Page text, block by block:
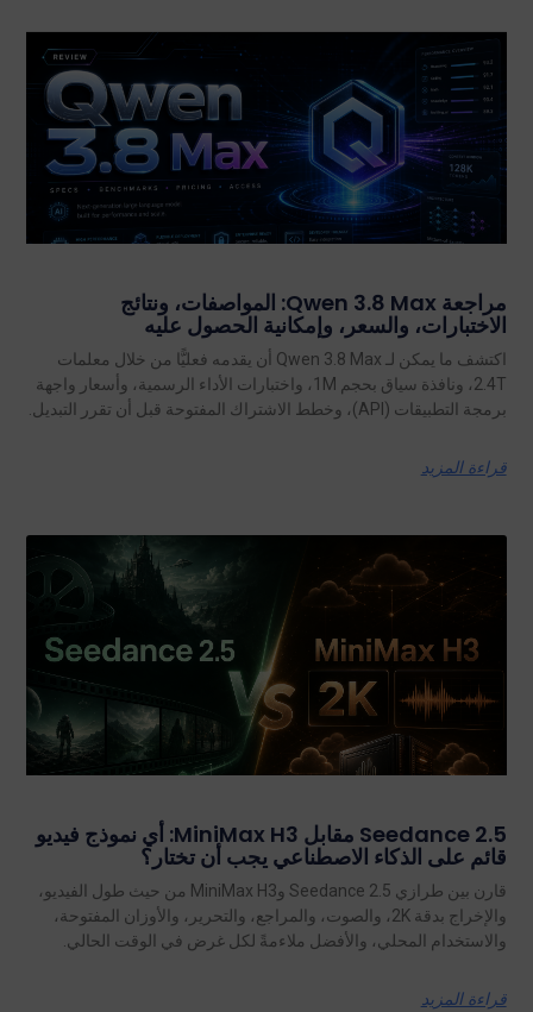
مراجعة Qwen 3.8 Max: المواصفات، ونتائج
الاختبارات، والسعر، وإمكانية الحصول عليه
اكتشف ما يمكن لـ Qwen 3.8 Max أن يقدمه فعليًّا من خلال معلمات
2.4T، ونافذة سياق بحجم 1M، واختبارات الأداء الرسمية، وأسعار واجهة
برمجة التطبيقات (API)، وخطط الاشتراك المفتوحة قبل أن تقرر التبديل.
قراءة المزيد
Seedance 2.5 مقابل MiniMax H3: أي نموذج فيديو
قائم على الذكاء الاصطناعي يجب أن تختار؟
قارن بين طرازي Seedance 2.5 وMiniMax H3 من حيث طول الفيديو،
والإخراج بدقة 2K، والصوت، والمراجع، والتحرير، والأوزان المفتوحة،
والاستخدام المحلي، والأفضل ملاءمةً لكل غرض في الوقت الحالي.
قراءة المزيد